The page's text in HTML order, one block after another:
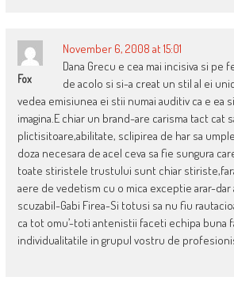
Fox
November 6, 2008 at 15:01
Dana Grecu e cea mai incisiva si pe
de acolo si si-a creat un stil al ei
vedea emisiunea ei stii numai auditiv ca e ea
imagina.E chiar un brand-are carisma tact cat
plictisitoare,abilitate, sclipirea de har sa
doza necesara de acel ceva sa fie sungura
toate stiristele trustului sunt chiar
aere de vedetism cu o mica exceptie arar-
scuzabil-Gabi Firea-Si totusi sa nu fiu
ca tot omu’-toti antenistii faceti echipa buna
individualitatile in grupul vostru de